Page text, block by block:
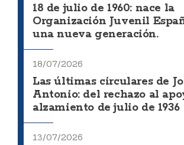
18 de julio de 1960: nace la
Organización Juvenil
una nueva generación.
18/07/2026
Las últimas circulares de
Antonio: del rechazo al
alzamiento de julio de 1936
13/07/2026